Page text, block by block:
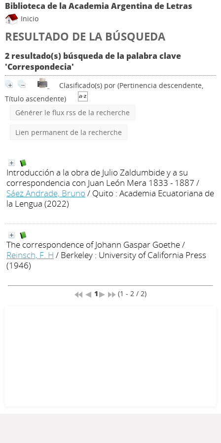
Biblioteca de la Academia Argentina de Letras
Inicio
RESULTADO DE LA BÚSQUEDA
2 resultado(s) búsqueda de la palabra clave
'Correspondecia'
Clasificado(s) por (Pertinencia descendente,
Título ascendente)
Générer le flux rss de la recherche
Lien permanent de la recherche
Introducción a la obra de Julio Zaldumbide y a su
correspondencia con Juan León Mera 1833 - 1887 /
Sáez Andrade, Bruno / Quito : Academia Ecuatoriana de
la Lengua (2022)
The correspondence of Johann Gaspar Goethe/
Reinsch, F. H / Berkeley : University of California Press
(1946)
1 (1 - 2 / 2)